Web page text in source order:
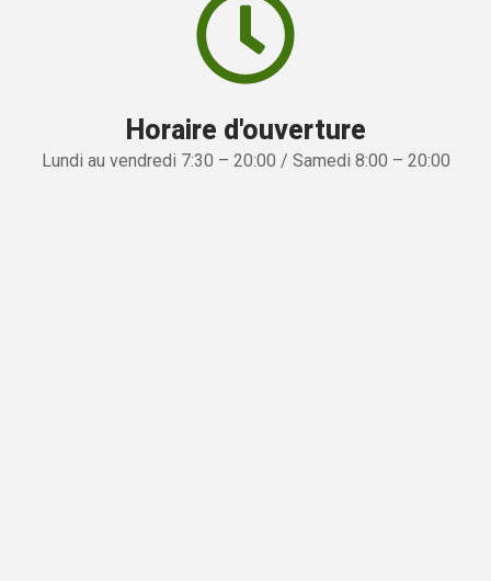
Horaire d'ouverture
Lundi au vendredi 7:30 – 20:00 / Samedi 8:00 – 20:00